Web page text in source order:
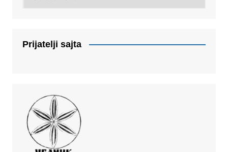
Prijatelji sajta